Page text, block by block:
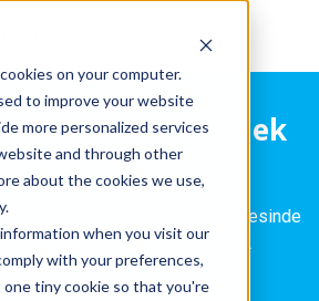
on your computer.
to improve your website
more personalized services
and through other
about the cookies we use,
when you visit our
with your preferences,
tiny cookie so that you're
Videolar Üretmek
Cisco, 2017’de %75 seviyesinde
trafiğinin, 2022 yılında %82
sonucunu elde etti.